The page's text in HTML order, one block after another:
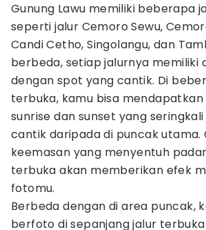
Gunung Lawu memiliki beberapa
seperti jalur Cemoro Sewu,
Candi Cetho, Singolangu, dan
berbeda, setiap jalurnya memiliki
dengan spot yang cantik. Di
terbuka, kamu bisa
sunrise dan sunset yang
cantik daripada di puncak utama.
keemasan yang menyentuh
terbuka akan memberikan efek
fotomu.
Berbeda dengan di area puncak,
berfoto di sepanjang jalur